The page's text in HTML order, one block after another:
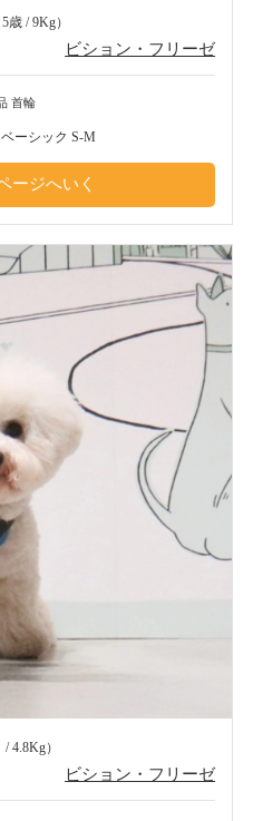
5歳 / 9Kg）
ビション・フリーゼ
首輪
ーシック S-M
/ 4.8Kg）
ビション・フリーゼ